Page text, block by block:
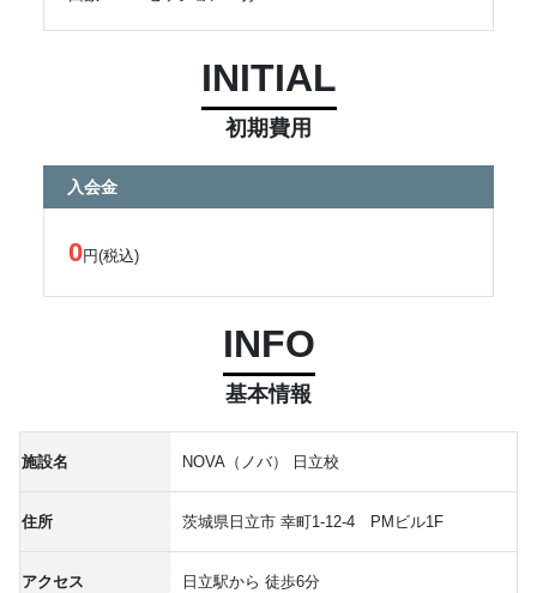
INITIAL
初期費用
入会金
0円(税込)
INFO
基本情報
施設名 NOVA（ノバ） 日立校
住所 茨城県日立市 幸町1-12-4 PMビル1F
アクセス 日立駅から 徒歩6分